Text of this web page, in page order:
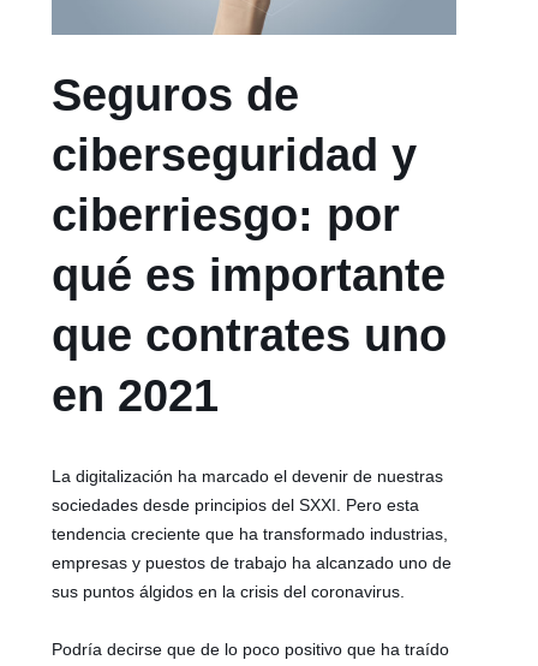
Seguros de
ciberseguridad y
ciberriesgo: por
qué es importante
que contrates uno
en 2021
La digitalización ha marcado el devenir de nuestras
sociedades desde principios del SXXI. Pero esta
tendencia creciente que ha transformado industrias,
empresas y puestos de trabajo ha alcanzado uno de
sus puntos álgidos en la crisis del coronavirus.
Podría decirse que de lo poco positivo que ha traído